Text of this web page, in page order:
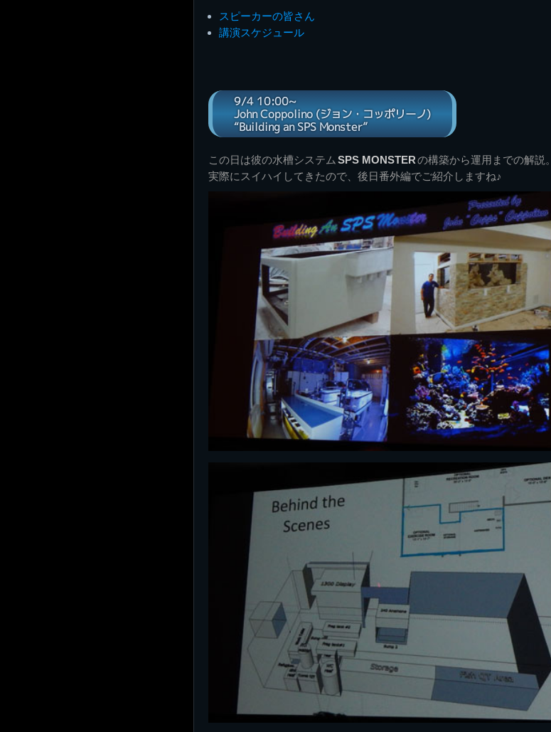
スピーカーの皆さん
講演スケジュール
9/4 10:00~
John Coppolino (ジョン・コッポリーノ)
“Building an SPS Monster”
この日は彼の水槽システム SPS MONSTERの構築から運用までの解説。
実際にスイハイしてきたので、後日番外編でご紹介しますね♪